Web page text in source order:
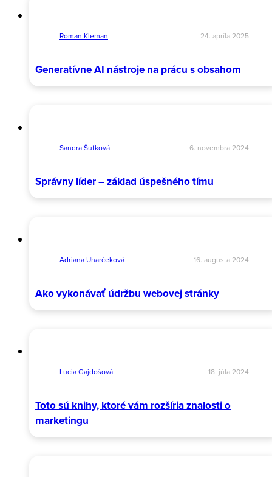
Roman Kleman 24. apríla 2025
Generatívne AI nástroje na prácu s obsahom
Sandra Šutková 6. novembra 2024
Správny líder – základ úspešného tímu
Adriana Uharčeková 16. augusta 2024
Ako vykonávať údržbu webovej stránky
Lucia Gajdošová 18. júla 2024
Toto sú knihy, ktoré vám rozšíria znalosti o
marketingu